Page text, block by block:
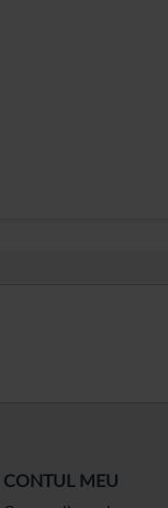
CONTUL MEU